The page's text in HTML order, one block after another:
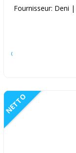
Fournisseur: Deni
NETTO